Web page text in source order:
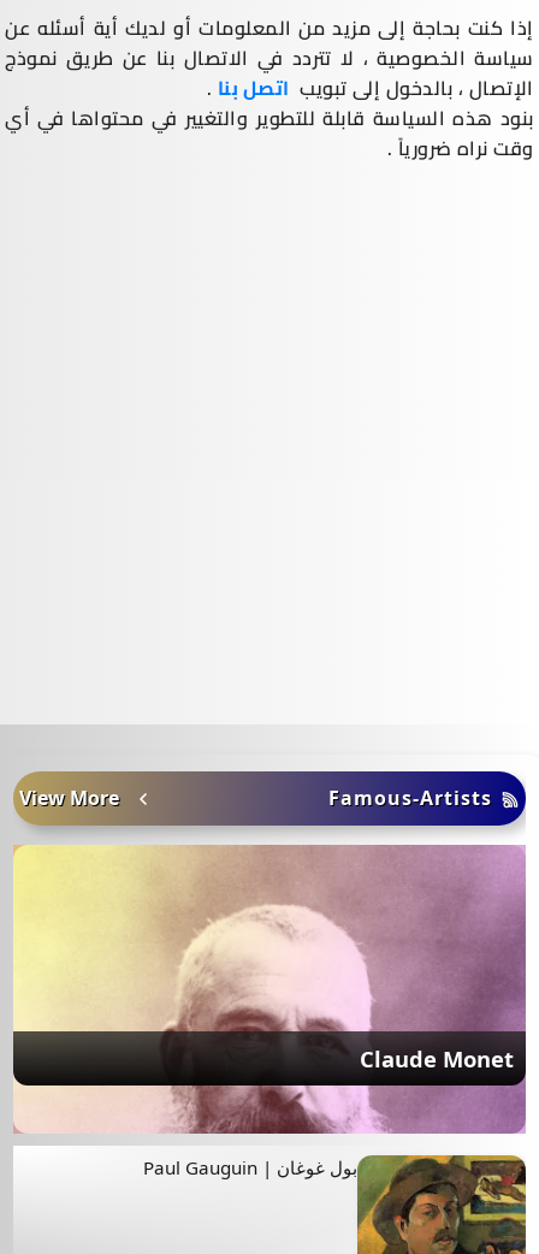
إذا كنت بحاجة إلى مزيد من المعلومات أو لديك أية أسئله عن
سياسة الخصوصية ، لا تتردد في الاتصال بنا عن طريق نموذج
الإتصال ، بالدخول إلى تبويب اتصل بنا .
بنود هذه السياسة قابلة للتطوير والتغيير في محتواها في أي
وقت نراه ضرورياً .
Famous-Artists
View More
Claude Monet
بول غوغان | Paul Gauguin